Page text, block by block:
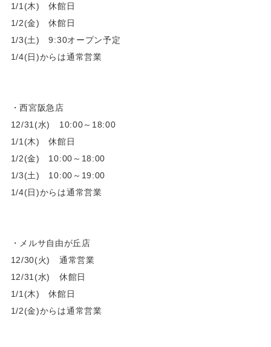
1/1(木) 休館日
1/2(金) 休館日
1/3(土) 9:30オープン予定
1/4(日)からは通常営業
・西宮阪急店
12/31(水) 10:00～18:00
1/1(木) 休館日
1/2(金) 10:00～18:00
1/3(土) 10:00～19:00
1/4(日)からは通常営業
・メルサ自由が丘店
12/30(火) 通常営業
12/31(水) 休館日
1/1(木) 休館日
1/2(金)からは通常営業